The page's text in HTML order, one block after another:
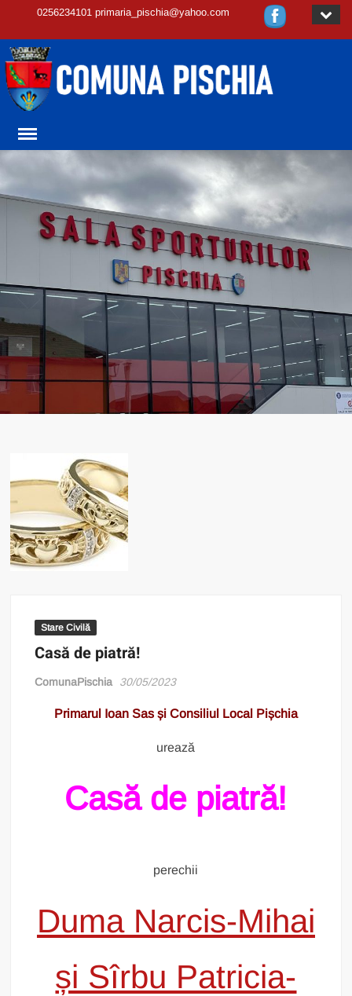
0256234101 primaria_pischia@yahoo.com
Stare Civilă
Casă de piatră!
ComunaPischia 30/05/2023
Primarul Ioan Sas și Consiliul Local Pișchia
urează
Casă de piatră!
perechii
Duma Narcis-Mihai
și Sîrbu Patricia-